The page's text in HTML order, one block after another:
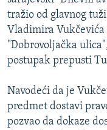
RSE PRIČE IZ SVIJETA
ISPRIČAJ MI
DNEVNO@RSE
VIŠE OD NASLOVA
GENOCID U SREBRENICI
PRATITE NAS
tražio od glavnog
Vladimira
"Dobrovoljačka
postupak prepusti
Navodeći da je
predmet dostavi
pozvao da dokaze